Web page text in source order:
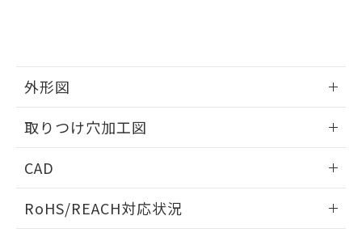
外形図
取りつけ穴加工図
CAD
ドすることができます。
RoHS/REACH対応状況
していることから、特段のことがない限
り、2022年1月12日より割愛しておりま
す。